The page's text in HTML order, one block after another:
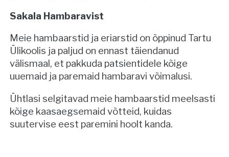
Sakala Hambaravist
Meie hambaarstid ja eriarstid on õppinud Tartu
Ülikoolis ja paljud on ennast täiendanud
välismaal, et pakkuda patsientidele kõige
uuemaid ja paremaid hambaravi võimalusi.
Ühtlasi selgitavad meie hambaarstid meelsasti
kõige kaasaegsemaid võtteid, kuidas
suutervise eest paremini hoolt kanda.